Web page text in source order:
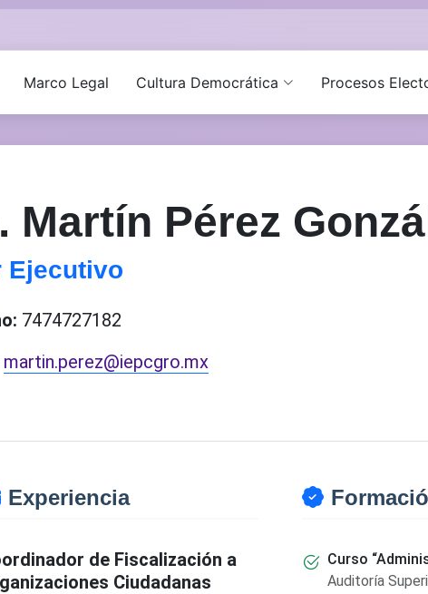
Marco Legal Cultura Democrática Procesos
Martín Pérez
Ejecutivo
7474727182
martin.perez@iepcgro.mx
Experiencia
de Fiscalización a
Ciudadanas
Curso
Auditoría